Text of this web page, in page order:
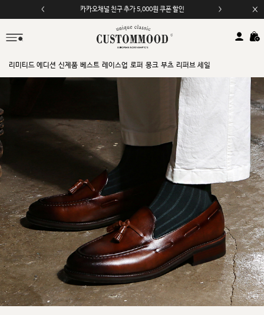
카카오채널 친구 추가 5,000원 쿠폰 할인
모바일 앱 자동 2,000원 할인
리미티드 에디션 신제품 베스트 레이스업 로퍼 몽크 부츠 리퍼브 세일